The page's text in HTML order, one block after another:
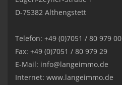
D-75382 Althengstett
Telefon: +49 (0)7051 / 80 979 00
Fax: +49 (0)7051 / 80 979 29
E-Mail: info@langeimmo.de
Internet: www.langeimmo.de